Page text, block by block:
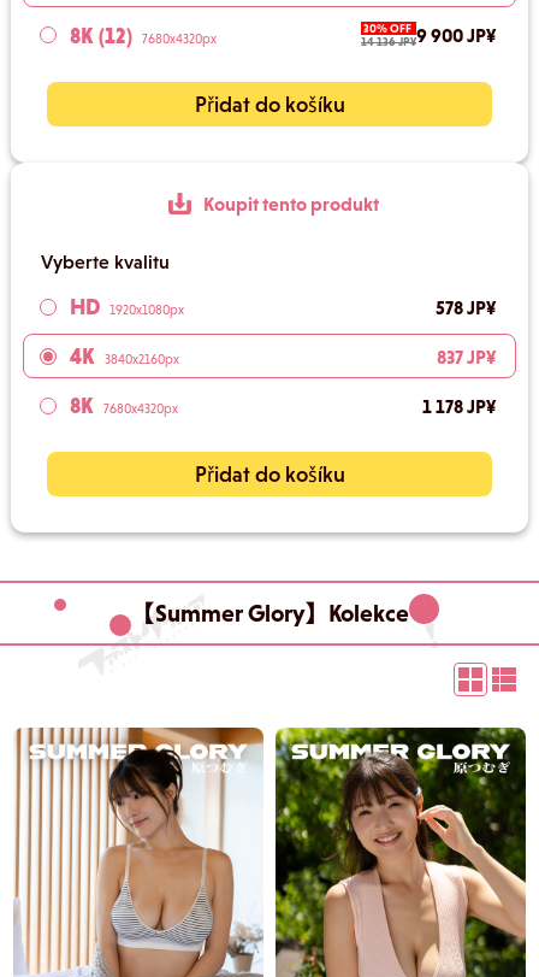
8K (12) 7680x4320px
30% OFF
14 136 JP¥9 900 JP¥
Přidat do košíku
Koupit tento produkt
Vyberte kvalitu
HD 1920x1080px 578 JP¥
4K 3840x2160px 837 JP¥
8K 7680x4320px 1 178 JP¥
Přidat do košíku
【Summer Glory】Kolekce